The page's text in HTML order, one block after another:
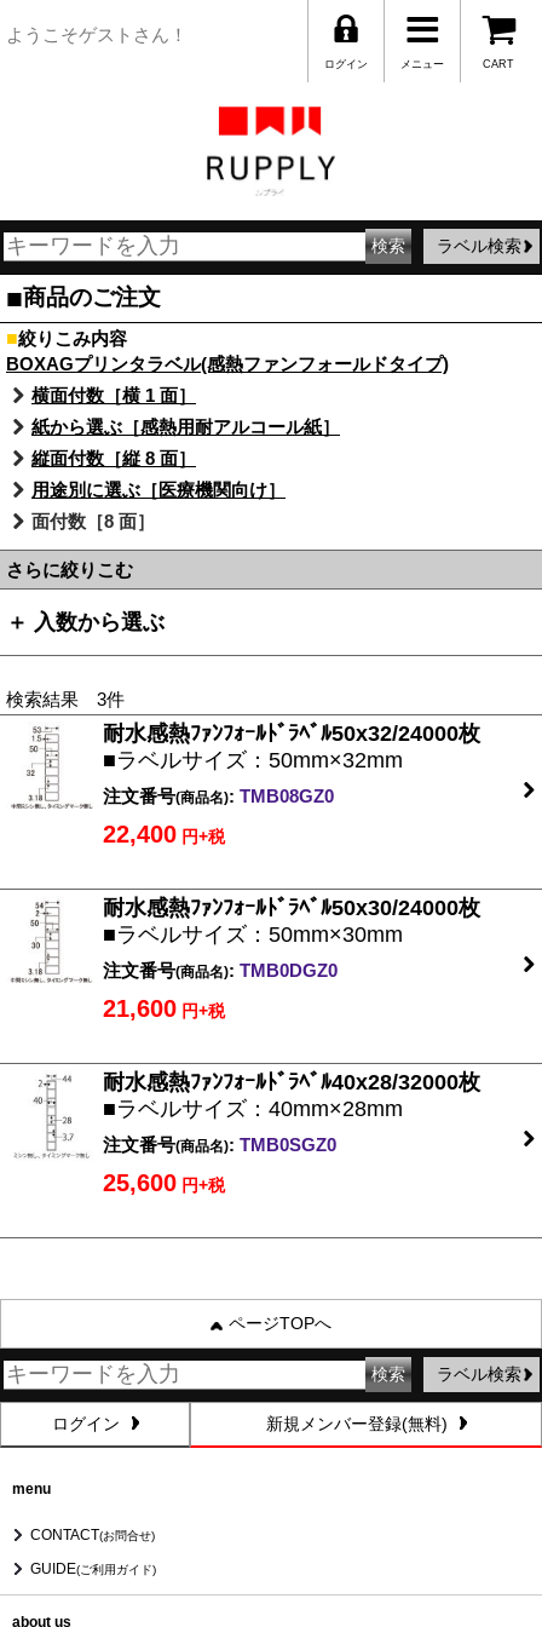
ようこそゲストさん！
CART
メニュー
ログイン
ラベル検索
■商品のご注文
■絞りこみ内容
BOXAGプリンタラベル(感熱ファンフォールドタイプ)
横面付数［横 1 面］
紙から選ぶ［感熱用耐アルコール紙］
縦面付数［縦 8 面］
用途別に選ぶ［医療機関向け］
面付数［8 面］
さらに絞りこむ
＋ 入数から選ぶ
検索結果 3件
耐水感熱ﾌｧﾝﾌｫｰﾙﾄﾞﾗﾍﾞﾙ50x32/24000枚
■ラベルサイズ：50mm×32mm
注文番号(商品名): TMB08GZ0
22,400 円+税
耐水感熱ﾌｧﾝﾌｫｰﾙﾄﾞﾗﾍﾞﾙ50x30/24000枚
■ラベルサイズ：50mm×30mm
注文番号(商品名): TMB0DGZ0
21,600 円+税
耐水感熱ﾌｧﾝﾌｫｰﾙﾄﾞﾗﾍﾞﾙ40x28/32000枚
■ラベルサイズ：40mm×28mm
注文番号(商品名): TMB0SGZ0
25,600 円+税
ページTOPへ
ラベル検索
ログイン 新規メンバー登録(無料)
menu
CONTACT(お問合せ)
GUIDE(ご利用ガイド)
about us